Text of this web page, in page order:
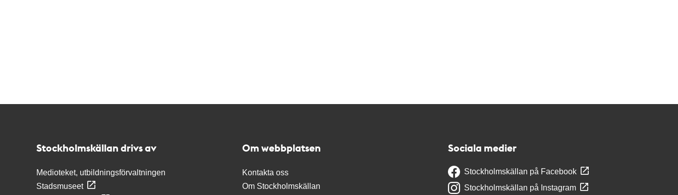
Stockholmskällan drivs av
Medioteket, utbildningsförvaltningen
Stadsmuseet
Om webbplatsen
Kontakta oss
Om Stockholmskällan
Sociala medier
Stockholmskällan på Facebook
Stockholmskällan på Instagram